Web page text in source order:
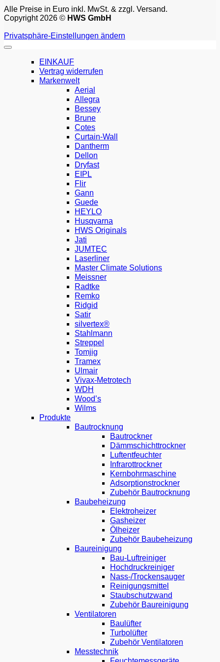
Alle Preise in Euro inkl. MwSt. & zzgl. Versand.
Copyright 2026 © HWS GmbH
Privatsphäre-Einstellungen ändern
EINKAUF
Vertrag widerrufen
Markenwelt
Aerial
Allegra
Bessey
Brune
Cotes
Curtain-Wall
Dantherm
Dellon
Dryfast
EIPL
Flir
Gann
Guede
HEYLO
Husqvarna
HWS Originals
Jati
JUMTEC
Laserliner
Master Climate Solutions
Meissner
Radtke
Remko
Ridgid
Satir
silvertex®
Stahlmann
Streppel
Tomjig
Tramex
Ulmair
Vivax-Metrotech
WDH
Wood’s
Wilms
Produkte
Bautrocknung
Bautrockner
Dämmschicht­trockner
Luftentfeuchter
Infrarot­trockner
Kernbohr­maschine
Adsorptions­trockner
Zubehör Bautrocknung
Baubeheizung
Elektroheizer
Gasheizer
Ölheizer
Zubehör Baubeheizung
Baureinigung
Bau-Luftreiniger
Hochdruck­reiniger
Nass-/Trocken­sauger
Reinigungsmittel
Staubschutz­wand
Zubehör Baureinigung
Ventilatoren
Baulüfter
Turbolüfter
Zubehör Ventilatoren
Messtechnik